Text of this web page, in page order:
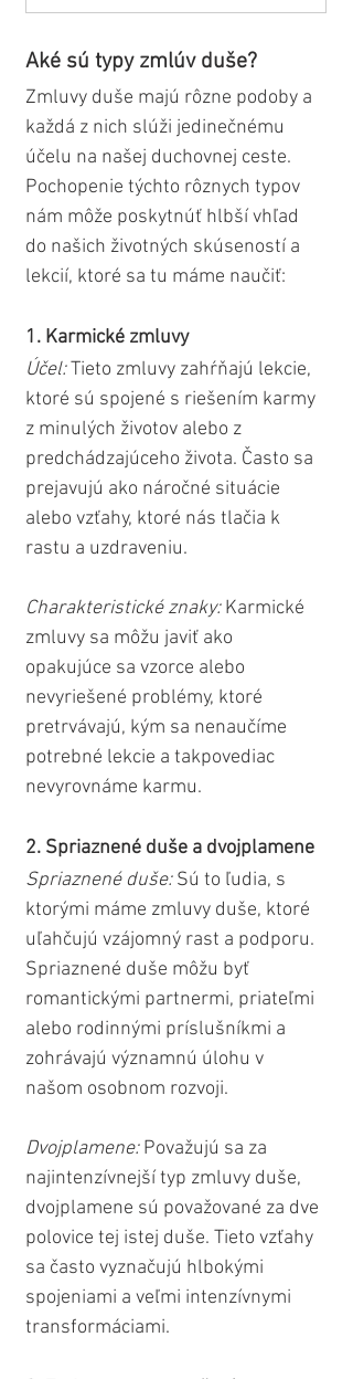
Aké sú typy zmlúv duše?
Zmluvy duše majú rôzne podoby a
každá z nich slúži jedinečnému
účelu na našej duchovnej ceste.
Pochopenie týchto rôznych typov
nám môže poskytnúť hlbší vhľad
do našich životných skúseností a
lekcií, ktoré sa tu máme naučiť:
1. Karmické zmluvy
Účel: Tieto zmluvy zahŕňajú lekcie,
ktoré sú spojené s riešením karmy
z minulých životov alebo z
predchádzajúceho života. Často sa
prejavujú ako náročné situácie
alebo vzťahy, ktoré nás tlačia k
rastu a uzdraveniu.
Charakteristické znaky: Karmické
zmluvy sa môžu javiť ako
opakujúce sa vzorce alebo
nevyriešené problémy, ktoré
pretrvávajú, kým sa nenaučíme
potrebné lekcie a takpovediac
nevyrovnáme karmu.
2. Spriaznené duše a dvojplamene
Spriaznené duše: Sú to ľudia, s
ktorými máme zmluvy duše, ktoré
uľahčujú vzájomný rast a podporu.
Spriaznené duše môžu byť
romantickými partnermi, priateľmi
alebo rodinnými príslušníkmi a
zohrávajú významnú úlohu v
našom osobnom rozvoji.
Dvojplamene: Považujú sa za
najintenzívnejší typ zmluvy duše,
dvojplamene sú považované za dve
polovice tej istej duše. Tieto vzťahy
sa často vyznačujú hlbokými
spojeniami a veľmi intenzívnymi
transformáciami.